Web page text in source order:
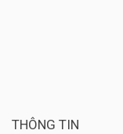
THÔNG TIN